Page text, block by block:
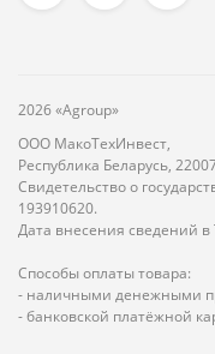
2026 «Agroup»
ООО МакоТехИнвест,
Республика Беларусь,
Свидетельство о
193910620.
Дата внесения сведений
Способы оплаты товара:
- наличными денежными
- банковской платёжной